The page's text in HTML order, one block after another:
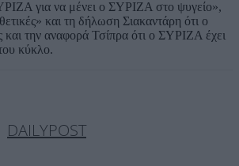
για να μένει ο ΣΥΡΙΖΑ στο ψυγείο»,
και τη δήλωση Σιακαντάρη ότι ο
και την αναφορά Τσίπρα ότι ο ΣΥΡΙΖΑ έχει
κύκλο.
DAILYPOST